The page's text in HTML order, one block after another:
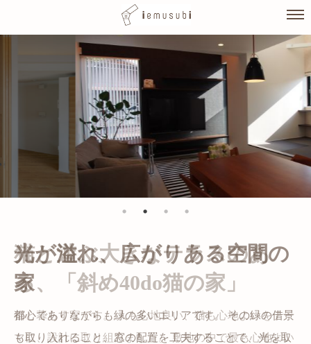
猫と暮らす家です。 人も心地良い、猫も心地よいをテー
マに、設計に取り組みました。 敷地の中で最も心地よい
光が溢れ、広がりある空間の
家
都心でありながらも緑の多いエリアです。 その緑の借景
も取り入れること、窓の配置を工夫することで、光を取
自然の中の岩山を切り開いて造った、ワイルドなゲスト
ハウスをイメージした空間が広がる都市型住宅です。
かつての機織り工場が、その趣を残しつつ孫世帯の住居
へと蘇りました。